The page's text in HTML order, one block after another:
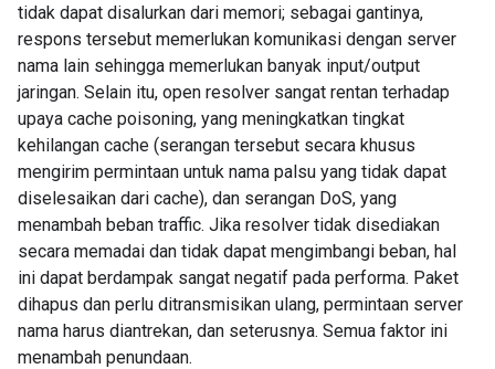
tidak dapat disalurkan dari memori; sebagai gantinya,
respons tersebut memerlukan komunikasi dengan server
nama lain sehingga memerlukan banyak input/output
jaringan. Selain itu, open resolver sangat rentan terhadap
upaya cache poisoning, yang meningkatkan tingkat
kehilangan cache (serangan tersebut secara khusus
mengirim permintaan untuk nama palsu yang tidak dapat
diselesaikan dari cache), dan serangan DoS, yang
menambah beban traffic. Jika resolver tidak disediakan
secara memadai dan tidak dapat mengimbangi beban, hal
ini dapat berdampak sangat negatif pada performa. Paket
dihapus dan perlu ditransmisikan ulang, permintaan server
nama harus diantrekan, dan seterusnya. Semua faktor ini
menambah penundaan.